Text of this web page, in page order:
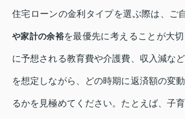
住宅ローンの金利タイプを選ぶ際は、ご
や家計の余裕を最優先に考えることが大
に予想される教育費や介護費、収入減な
を想定しながら、どの時期に返済額の変
るかを見極めてください。たとえば、子